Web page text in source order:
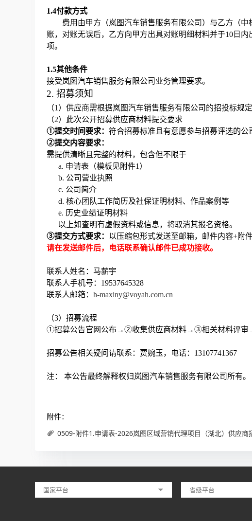
1.4付款方式
费用由甲方（岚图汽车销售服务有限公司）与乙方（
账，对账无误后，乙方向甲方出具对账明细材料并于10日
项。
1.5其他条件
接受岚图汽车销售服务有限公司业务管理要求。
2. 招募须知
（1）供应商需根据岚图汽车销售服务有限公司的招投标规定
（2）此次公开招募供应商材料提交要求
①提交时间要求： 符合招募标准且有意愿参与招募评选的公
②提交内容要求：
需提供清晰且完整的材料，包含但不限于
a. 申请表（模板见附件1）
b. 公司营业执照
c. 公司简介
d. 核心团队工作简历及社保证明材料、作品案例等
e. 历史业绩证明材料
以上如查明有虚假资料或信息，将取消其报名资格。
③提交方式要求： 以压缩包形式发送至邮箱，邮件内容+附
请在发送邮件后，电话联系确认邮件已成功接收。
联系人姓名：马薪宇
联系人手机号：19537645328
联系人邮箱： h-maxiny@voyah.com.cn
（3）招募流程
①招募公告官网公布→②收集供应商材料→③相关材料评审
招募公告相关疑问请联系：贾婉玉，电话：13107741367
注： 本公告最终解释权归岚图汽车销售服务有限公司所有。
附件：
0509-附件1.申请表-2026岚图区域营销代理项目（湖北）供应商
国家平台 省级平台